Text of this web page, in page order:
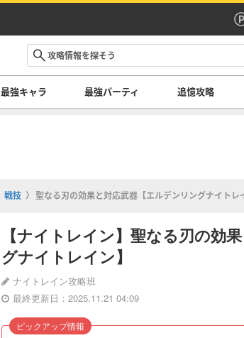
最強キャラ 最強パーティ 追憶攻略
戦技 聖なる刃の効果と対応武器【エルデンリングナイトレ
【ナイトレイン】聖なる刃の効
グナイトレイン】
ナイトレイン攻略班
最終更新日：2025.11.21 04:09
ピックアップ情報